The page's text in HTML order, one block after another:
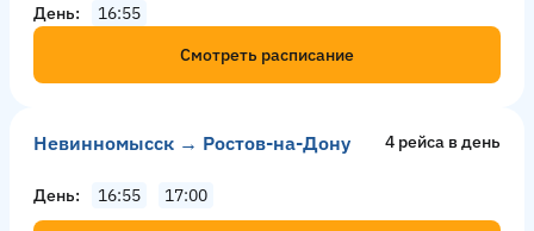
День
16:55
Смотреть расписание
Невинномысск → Ростов-на-Дону 4 рейсa в день
День 16:55 17:00